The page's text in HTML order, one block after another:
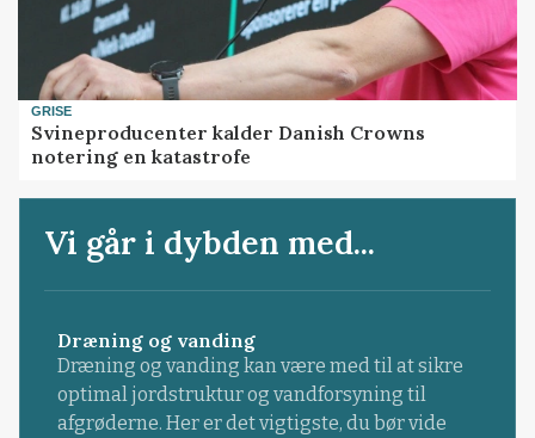
GRISE
Svineproducenter kalder Danish Crowns
notering en katastrofe
Vi går i dybden med...
Dræning og vanding
Dræning og vanding kan være med til at sikre
optimal jordstruktur og vandforsyning til
afgrøderne. Her er det vigtigste, du bør vide